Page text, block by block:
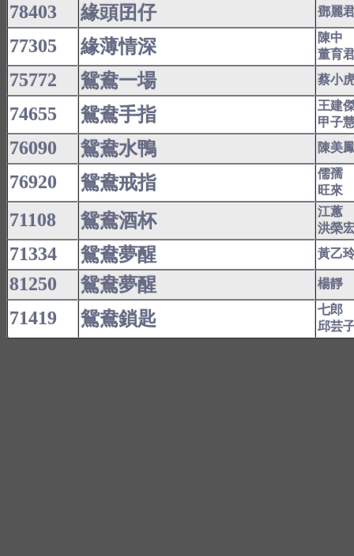
78403 緣頭囝仔 鄧麗
77305 緣薄情深
陳中
董育
75772 鴛鴦一場 蔡小
74655 鴛鴦手指
王建
甲子
76090 鴛鴦水鴨 陳美
76920 鴛鴦戒指
儒孺
旺來
71108 鴛鴦酒杯
江蕙
洪榮
71334 鴛鴦夢醒 黃乙
81250 鴛鴦夢醒 楊靜
71419 鴛鴦鎖匙
七郎
邱芸